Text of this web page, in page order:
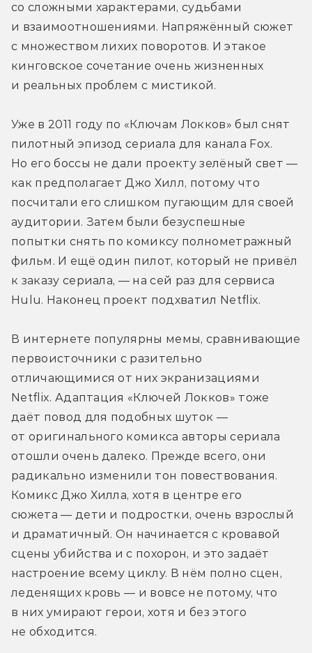
со сложными характерами, судьбами
и взаимоотношениями. Напряжённый сюжет
с множеством лихих поворотов. И этакое
кинговское сочетание очень жизненных
и реальных проблем с мистикой.
Уже в 2011 году по «Ключам Локков» был снят
пилотный эпизод сериала для канала Fox.
Но его боссы не дали проекту зелёный свет —
как предполагает Джо Хилл, потому что
посчитали его слишком пугающим для своей
аудитории. Затем были безуспешные
попытки снять по комиксу полнометражный
фильм. И ещё один пилот, который не привёл
к заказу сериала, — на сей раз для сервиса
Hulu. Наконец проект подхватил Netflix.
В интернете популярны мемы, сравнивающие
первоисточники с разительно
отличающимися от них экранизациями
Netflix. Адаптация «Ключей Локков» тоже
даёт повод для подобных шуток —
от оригинального комикса авторы сериала
отошли очень далеко. Прежде всего, они
радикально изменили тон повествования.
Комикс Джо Хилла, хотя в центре его
сюжета — дети и подростки, очень взрослый
и драматичный. Он начинается с кровавой
сцены убийства и с похорон, и это задаёт
настроение всему циклу. В нём полно сцен,
леденящих кровь — и вовсе не потому, что
в них умирают герои, хотя и без этого
не обходится.